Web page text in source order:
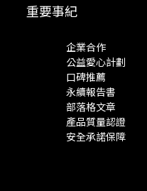
重要事紀
企業合作
公益愛心計劃
口碑推薦
永續報告書
部落格文章
產品質量認證
安全承諾保障